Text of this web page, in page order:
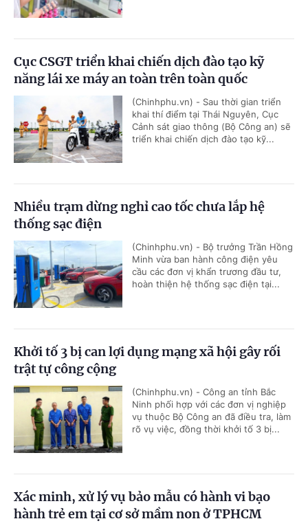
Cục CSGT triển khai chiến dịch đào tạo kỹ
năng lái xe máy an toàn trên toàn quốc
(Chinhphu.vn) - Sau thời gian triển
khai thí điểm tại Thái Nguyên, Cục
Cảnh sát giao thông (Bộ Công an) sẽ
triển khai chiến dịch đào tạo kỹ...
Nhiều trạm dừng nghỉ cao tốc chưa lắp hệ
thống sạc điện
(Chinhphu.vn) - Bộ trưởng Trần Hồng
Minh vừa ban hành công điện yêu
cầu các đơn vị khẩn trương đầu tư,
hoàn thiện hệ thống sạc điện tại...
Khởi tố 3 bị can lợi dụng mạng xã hội gây rối
trật tự công cộng
(Chinhphu.vn) - Công an tỉnh Bắc
Ninh phối hợp với các đơn vị nghiệp
vụ thuộc Bộ Công an đã điều tra, làm
rõ vụ việc, đồng thời khởi tố 3 bị...
Xác minh, xử lý vụ bảo mẫu có hành vi bạo
hành trẻ em tại cơ sở mầm non ở TPHCM